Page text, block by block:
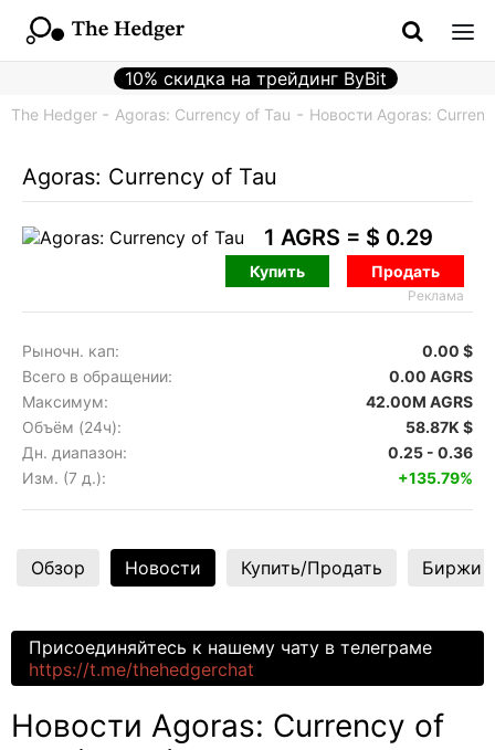
10% скидка на трейдинг ByBit
The Hedger Agoras: Currency of Tau Новости Agoras:
Agoras: Currency of Tau
1 AGRS = $ 0.29
Купить Продать
Реклама
Рыночн. кап:
0.00 $
Всего в обращении:
0.00 AGRS
Максимум:
42.00M AGRS
Объём (24ч):
58.87K $
Дн. диапазон:
0.25 - 0.36
Изм. (7 д.):
+135.79%
Обзор Новости Купить/Продать Биржи
Присоединяйтесь к нашему чату в телеграме
https://t.me/thehedgerchat
Новости Agoras: Currency of